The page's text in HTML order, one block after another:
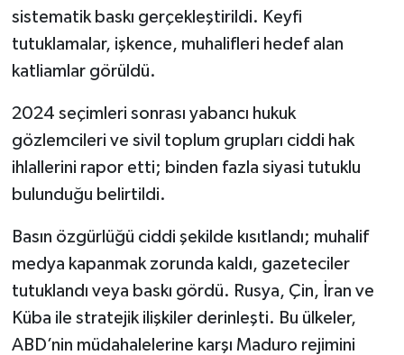
sistematik baskı gerçekleştirildi. Keyfi
tutuklamalar, işkence, muhalifleri hedef alan
katliamlar görüldü.
2024 seçimleri sonrası yabancı hukuk
gözlemcileri ve sivil toplum grupları ciddi hak
ihlallerini rapor etti; binden fazla siyasi tutuklu
bulunduğu belirtildi.
Basın özgürlüğü ciddi şekilde kısıtlandı; muhalif
medya kapanmak zorunda kaldı, gazeteciler
tutuklandı veya baskı gördü. Rusya, Çin, İran ve
Küba ile stratejik ilişkiler derinleşti. Bu ülkeler,
ABD’nin müdahalelerine karşı Maduro rejimini